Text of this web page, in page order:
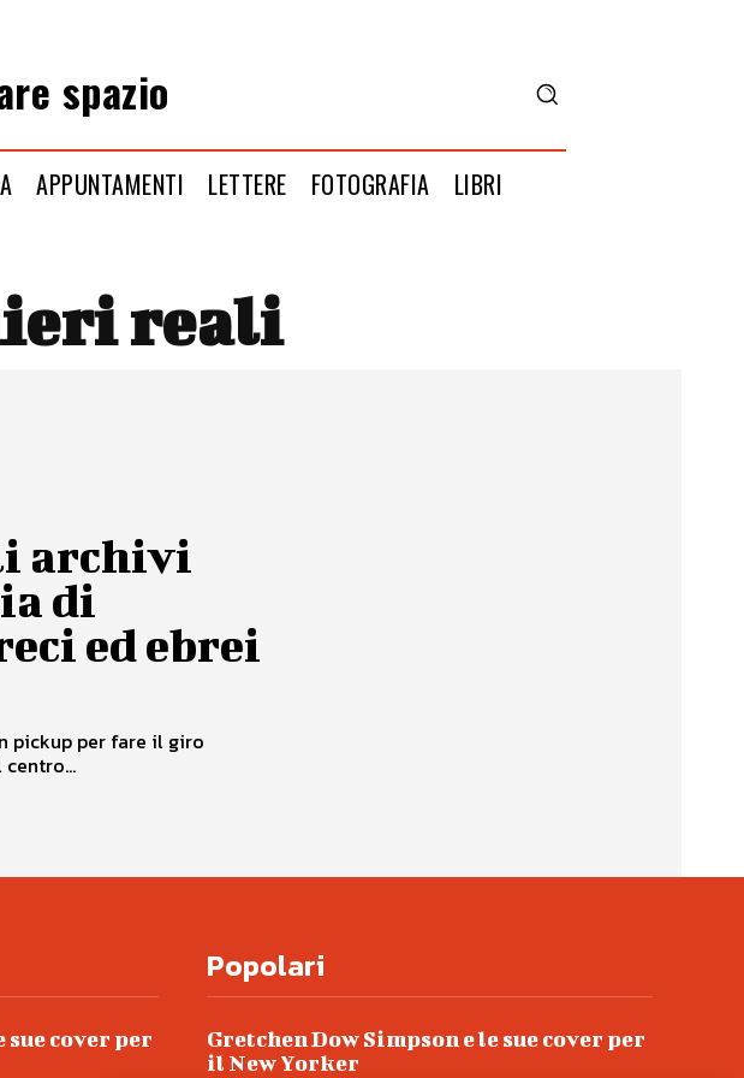
spazio
APPUNTAMENTI LETTERE FOTOGRAFIA LIBRI
reali
archivi
di
ed ebrei
pickup per fare il giro
sue cover per
Popolari
Gretchen Dow Simpson e le sue cover per
il New Yorker